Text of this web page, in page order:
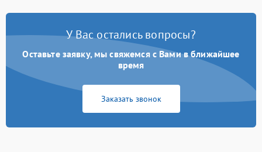
У Вас остались вопросы?
Оставьте заявку, мы свяжемся с Вами в ближайшее
время
Заказать звонок